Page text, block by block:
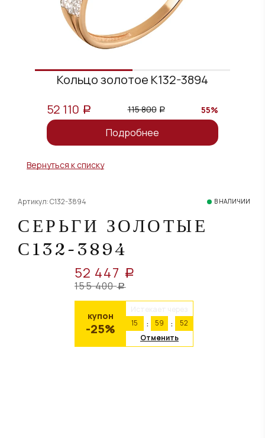
Кольцо золотое К132-3894
52 110 a 115 800 a 55%
Подробнее
Вернуться к списку
Артикул: С132-3894 В НАЛИЧИИ
СЕРЬГИ ЗОЛОТЫЕ
С132-3894
52 447 a
155 400 a
купон
-25%
15
59
52
Отменить